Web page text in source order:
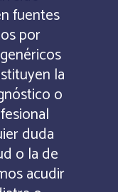
fuentes
por
la
o
duda
o la de
acudir